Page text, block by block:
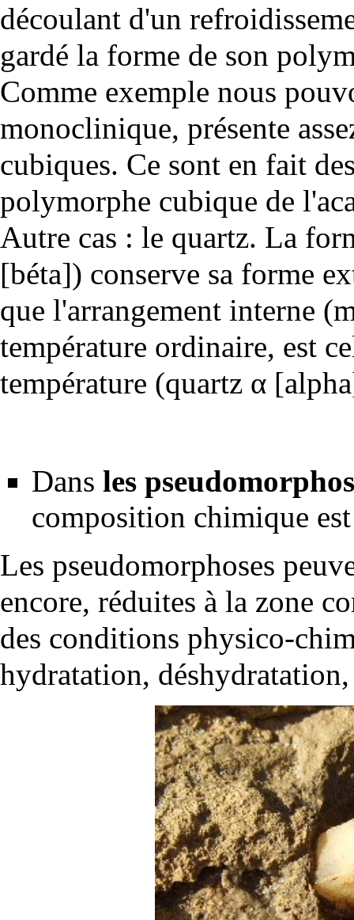
découlant d'un
gardé la forme de son
Comme exemple nous
monoclinique, présente
cubiques. Ce sont en fait
polymorphe cubique de
Autre cas : le quartz. La
[béta]) conserve sa forme
que l'arrangement interne
température ordinaire, est
température (quartz α
Dans les
composition chimique
Les pseudomorphoses
encore, réduites à la zone
des conditions physico-
hydratation,